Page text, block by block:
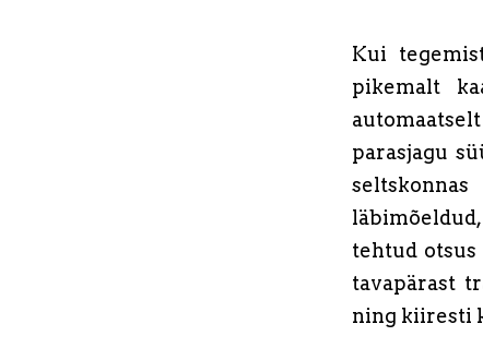
Kui
pikemalt
parasjagu
tehtud
tavapärast
ning kiiresti